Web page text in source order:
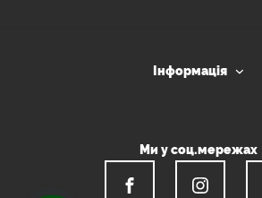
Інформація
Ми у соц.мережах